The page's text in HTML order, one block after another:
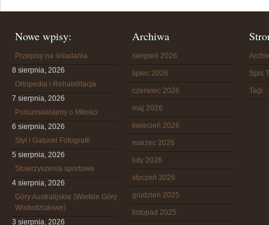
Nowe wpisy:
Przepisy na śniadania
8 sierpnia, 2026
Ortopedia i Rehabilitacja
7 sierpnia, 2026
Porozmawiajmy o Miłości
6 sierpnia, 2026
Styl i Gatunki Fotografii
5 sierpnia, 2026
Stowrzyszenia sportowe
4 sierpnia, 2026
Góry Australijskie (Wielkie Góry
Wododziałowe)
3 sierpnia, 2026
Archiwa
sierpień 2026
lipiec 2026
czerwiec 2026
maj 2026
kwiecień 2026
marzec 2026
luty 2026
styczeń 2026
grudzień 2025
listopad 2025
Spis
Tagi